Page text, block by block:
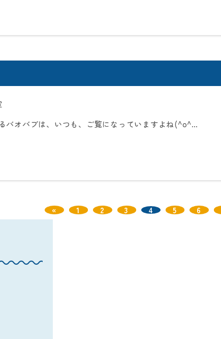
バオバブは、いつも、ご覧になっていますよね(^o^…
« 1 2 3 4 5 6